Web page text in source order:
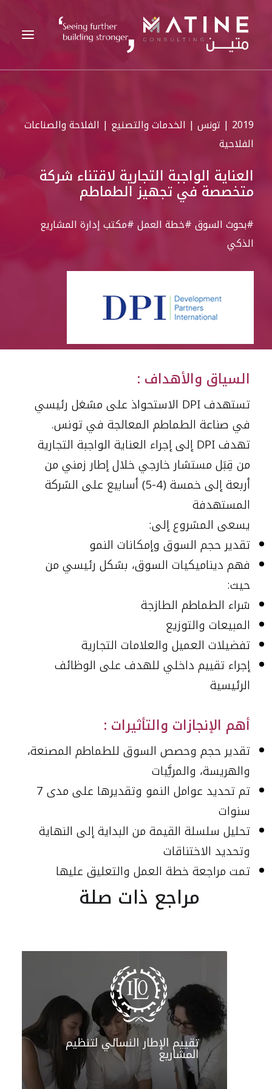
الخدمات المقدمة
القطاعات
المراجع
التحليلات
الوظائف
اتصل بنا
2019 | تونس | الخدمات والتصنيع | الفلاحة والصناعات
الفلاحية
العناية الواجبة التجارية لاقتناء شركة
متخصصة في تجهيز الطماطم
#بحوث السوق#خطة العمل#مكتب إدارة المشاريع
الذكي
السياق والأهداف :
تستهدف DPI الاستحواذ على مشغل رئيسي
في صناعة الطماطم المعالجة في تونس.
تهدف DPI إلى إجراء العناية الواجبة التجارية
من قِبَل مستشار خارجي خلال إطار زمني من
أربعة إلى خمسة (4-5) أسابيع على الشركة
المستهدفة
يسعى المشروع إلى:
تقدير حجم السوق وإمكانات النمو
فهم ديناميكيات السوق، بشكل رئيسي من
حيث:
شراء الطماطم الطازجة
المبيعات والتوزيع
تفضيلات العميل والعلامات التجارية
إجراء تقييم داخلي للهدف على الوظائف
الرئيسية
أهم الإنجازات والتأثيرات :
تقدير حجم وحصص السوق للطماطم المصنعة،
والهريسة، والمربَّيات
تم تحديد عوامل النمو وتقديرها على مدى 7
سنوات
تحليل سلسلة القيمة من البداية إلى النهاية
وتحديد الاختناقات
تمت مراجعة خطة العمل والتعليق عليها
مراجع ذات صلة
تقييم الإطار النسائي لتنظيم
المشاريع